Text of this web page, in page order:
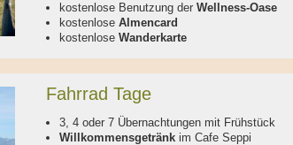
kostenlose Benutzung der Wellness-Oase
kostenlose Almencard
kostenlose Wanderkarte
Fahrrad Tage
3, 4 oder 7 Übernachtungen mit Frühstück
Willkommensgetränk im Cafe Seppi